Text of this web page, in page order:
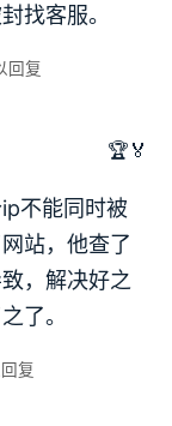
找客服。
回复
🏆🏅
不能同时被
站，他查了
，解决好之
了。
复